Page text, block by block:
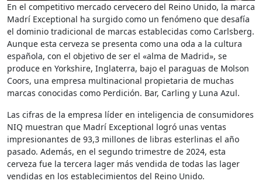
En el competitivo mercado cervecero del Reino Unido, la marca
Madrí Exceptional ha surgido como un fenómeno que desafía
el dominio tradicional de marcas establecidas como Carlsberg.
Aunque esta cerveza se presenta como una oda a la cultura
española, con el objetivo de ser el «alma de Madrid», se
produce en Yorkshire, Inglaterra, bajo el paraguas de Molson
Coors, una empresa multinacional propietaria de muchas
marcas conocidas como Perdición. Bar, Carling y Luna Azul.
Las cifras de la empresa líder en inteligencia de consumidores
NIQ muestran que Madrí Exceptional logró unas ventas
impresionantes de 93,3 millones de libras esterlinas el año
pasado. Además, en el segundo trimestre de 2024, esta
cerveza fue la tercera lager más vendida de todas las lager
vendidas en los establecimientos del Reino Unido.